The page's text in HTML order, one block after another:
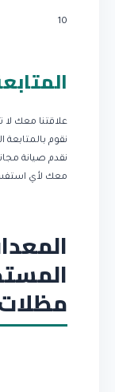
10
علاقتنا معك
نقوم
نقدم صيانة
معك لأي